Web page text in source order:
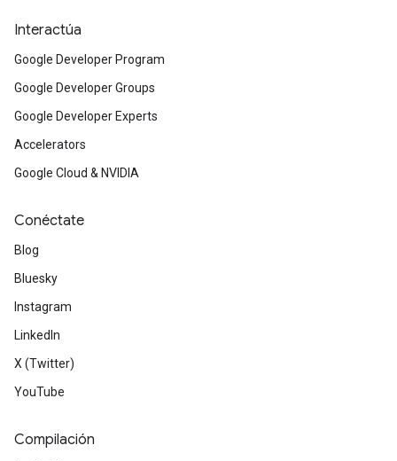
Interactúa
Google Developer Program
Google Developer Groups
Google Developer Experts
Accelerators
Google Cloud & NVIDIA
Conéctate
Blog
Bluesky
Instagram
LinkedIn
X (Twitter)
YouTube
Compilación